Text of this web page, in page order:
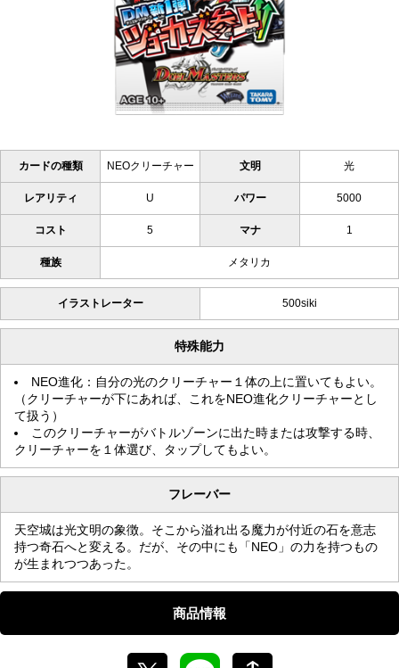
カードの種類 NEOクリーチャー 文明 光
レアリティ U パワー 5000
コスト 5 マナ 1
種族 メタリカ
イラストレーター 500siki
特殊能力
NEO進化：自分の光のクリーチャー１体の上に置いてもよい。
（クリーチャーが下にあれば、これをNEO進化クリーチャーとし
て扱う）
このクリーチャーがバトルゾーンに出た時または攻撃する時、
クリーチャーを１体選び、タップしてもよい。
フレーバー
天空城は光文明の象徴。そこから溢れ出る魔力が付近の石を意志
持つ奇石へと変える。だが、その中にも「NEO」の力を持つもの
が生まれつつあった。
商品情報